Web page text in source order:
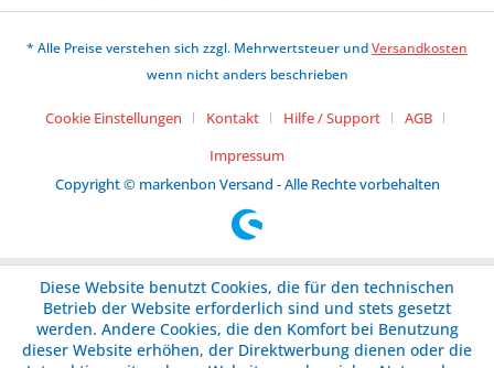
* Alle Preise verstehen sich zzgl. Mehrwertsteuer undVersandkosten
wenn nicht anders beschrieben
Cookie Einstellungen Kontakt Hilfe / Support
AGB
Impressum
Copyright © markenbon Versand - Alle Rechte vorbehalten
Diese Website benutzt Cookies, die für den technischen
Betrieb der Website erforderlich sind und stets gesetzt
werden. Andere Cookies, die den Komfort bei Benutzung
dieser Website erhöhen, der Direktwerbung dienen oder die